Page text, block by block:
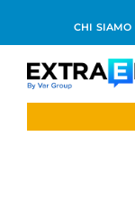
al
contenuto
CHI SIAMO
Extraerp Aree